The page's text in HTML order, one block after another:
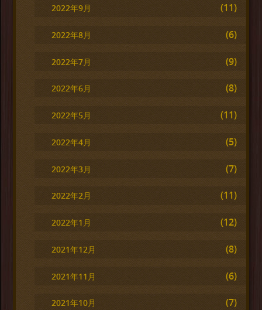
2022年9月 (11)
2022年8月 (6)
2022年7月 (9)
2022年6月 (8)
2022年5月 (11)
2022年4月 (5)
2022年3月 (7)
2022年2月 (11)
2022年1月 (12)
2021年12月 (8)
2021年11月 (6)
2021年10月 (7)